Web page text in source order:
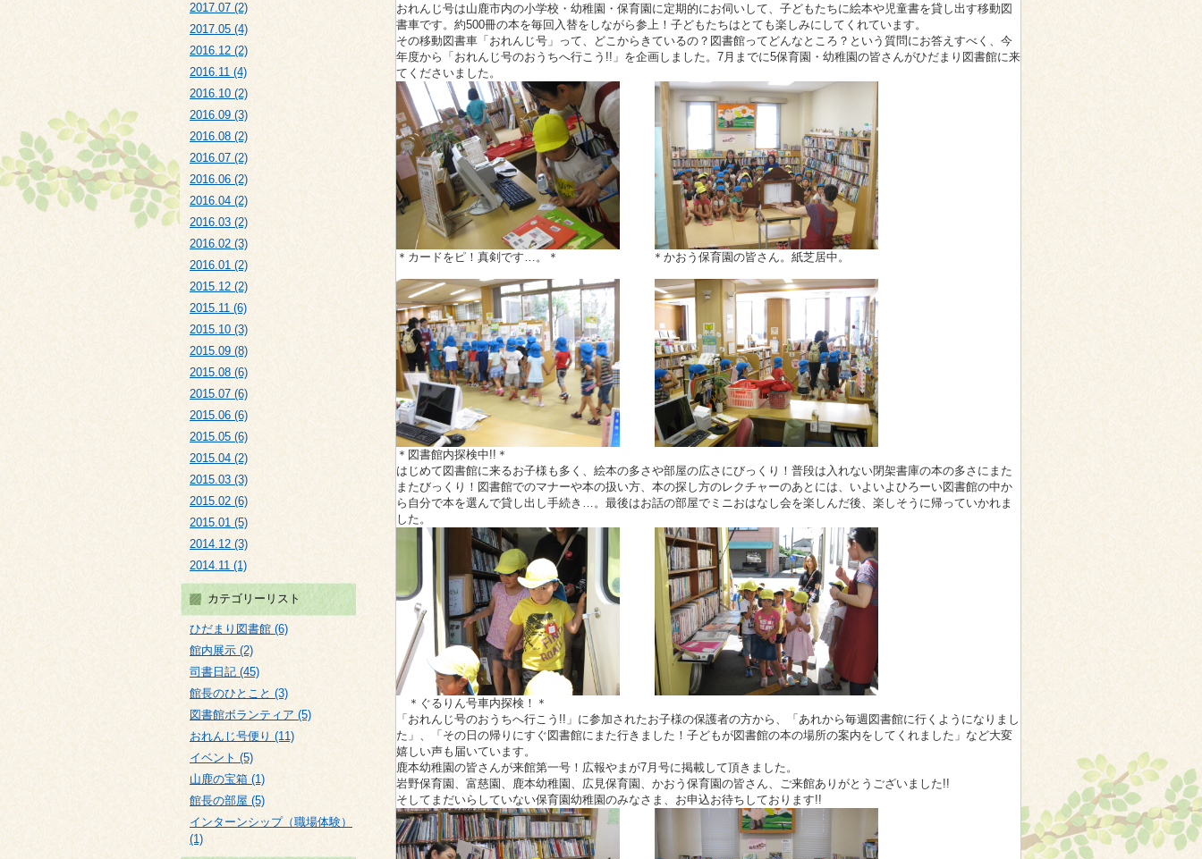
おれんじ号は山鹿市内の小学校・幼稚園・保育園に定期的にお伺いして、子どもたちに絵本や児童書を貸し出す移動図
書車です。約500冊の本を毎回入替をしながら参上！子どもたちはとても楽しみにしてくれています。
その移動図書車「おれんじ号」って、どこからきているの？図書館ってどんなところ？という質問にお答えすべく、今
年度から「おれんじ号のおうちへ行こう!!」を企画しました。7月までに5保育園・幼稚園の皆さんがひだまり図書館に来
てくださいました。
＊カードをピ！真剣です…。＊ ＊かおう保育園の皆さん。紙芝居中。
＊図書館内探検中!!＊
はじめて図書館に来るお子様も多く、絵本の多さや部屋の広さにびっくり！普段は入れない閉架書庫の本の多さにまた
またびっくり！図書館でのマナーや本の扱い方、本の探し方のレクチャーのあとには、いよいよひろーい図書館の中か
ら自分で本を選んで貸し出し手続き…。最後はお話の部屋でミニおはなし会を楽しんだ後、楽しそうに帰っていかれま
した。
＊ぐるりん号車内探検！＊
「おれんじ号のおうちへ行こう!!」に参加されたお子様の保護者の方から、「あれから毎週図書館に行くようになりまし
た」、「その日の帰りにすぐ図書館にまた行きました！子どもが図書館の本の場所の案内をしてくれました」など大変
嬉しい声も届いています。
鹿本幼稚園の皆さんが来館第一号！広報やまが7月号に掲載して頂きました。
岩野保育園、富慈園、鹿本幼稚園、広見保育園、かおう保育園の皆さん、ご来館ありがとうございました!!
そしてまだいらしていない保育園幼稚園のみなさま、お申込お待ちしております!!
2017.07 (2)
2017.05 (4)
2016.12 (2)
2016.11 (4)
2016.10 (2)
2016.09 (3)
2016.08 (2)
2016.07 (2)
2016.06 (2)
2016.04 (2)
2016.03 (2)
2016.02 (3)
2016.01 (2)
2015.12 (2)
2015.11 (6)
2015.10 (3)
2015.09 (8)
2015.08 (6)
2015.07 (6)
2015.06 (6)
2015.05 (6)
2015.04 (2)
2015.03 (3)
2015.02 (6)
2015.01 (5)
2014.12 (3)
2014.11 (1)
カテゴリーリスト
ひだまり図書館 (6)
館内展示 (2)
司書日記 (45)
館長のひとこと (3)
図書館ボランティア (5)
おれんじ号便り (11)
イベント (5)
山鹿の宝箱 (1)
館長の部屋 (5)
インターンシップ（職場体験）
(1)